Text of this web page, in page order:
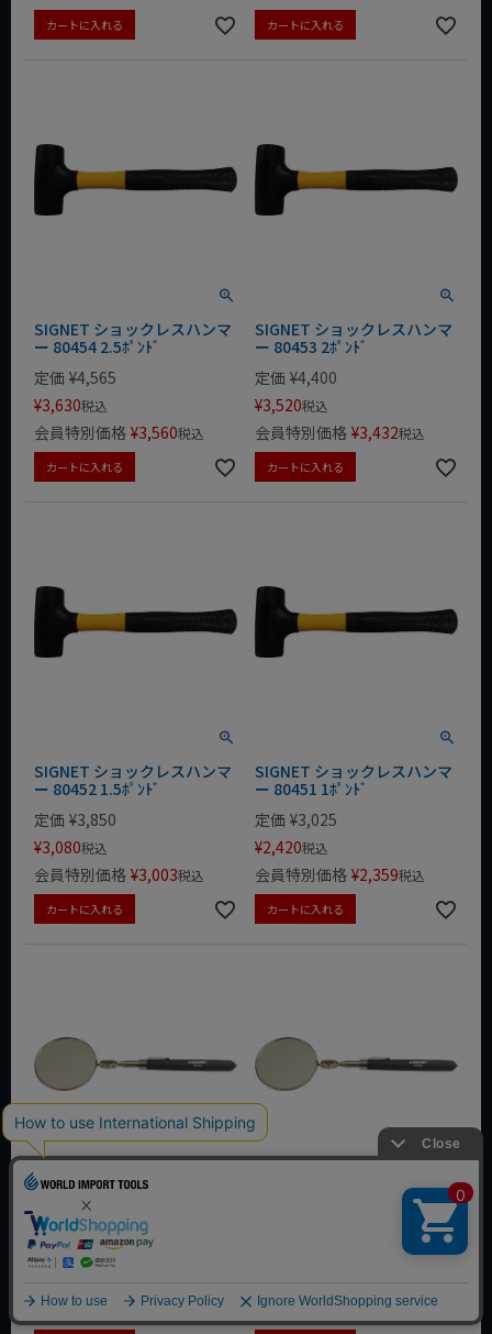
カートに入れる カートに入れる
SIGNET ショックレスハンマ
ー 80454 2.5ﾎﾟﾝﾄﾞ
定価 ¥4,565
¥3,630税込
会員特別価格 ¥3,560税込
カートに入れる
SIGNET ショックレスハンマ
ー 80453 2ﾎﾟﾝﾄﾞ
定価 ¥4,400
¥3,520税込
会員特別価格 ¥3,432税込
カートに入れる
SIGNET ショックレスハンマ
ー 80452 1.5ﾎﾟﾝﾄﾞ
定価 ¥3,850
¥3,080税込
会員特別価格 ¥3,003税込
カートに入れる
SIGNET ショックレスハンマ
ー 80451 1ﾎﾟﾝﾄﾞ
定価 ¥3,025
¥2,420税込
会員特別価格 ¥2,359税込
カートに入れる
SIGNET インスペクションミ
ラー 83mm 95043
動画あり 夏セール
1,463 税込
SIGNET インスペクションミ
¥1,694税込